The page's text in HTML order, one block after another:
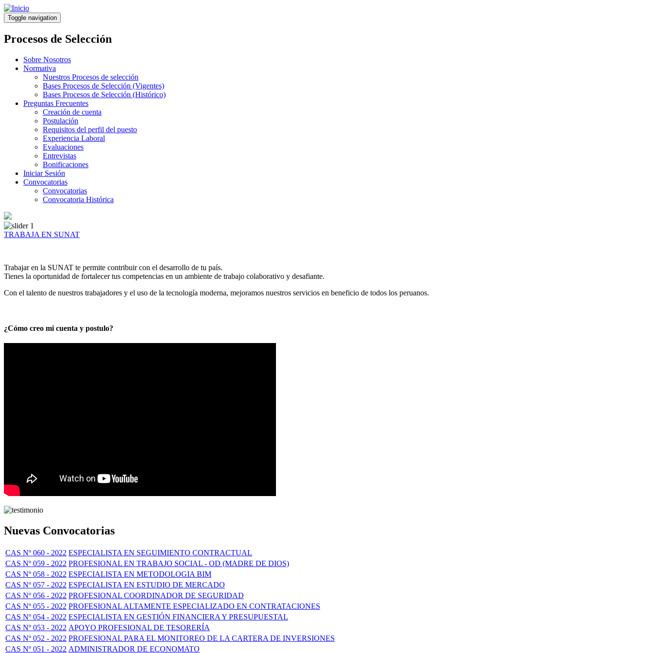
Pasar
al
contenido
principal
Toggle navigation
Procesos de Selección
Sobre Nosotros
Normativa
Nuestros Procesos de selección
Bases Procesos de Selección (Vigentes)
Bases Procesos de Selección (Histórico)
Preguntas Frecuentes
Creación de cuenta
Postulación
Requisitos del perfil del puesto
Experiencia Laboral
Evaluaciones
Entrevistas
Bonificaciones
Iniciar Sesión
Convocatorias
Convocatorias
Convocatoria Histórica
TRABAJA EN SUNAT
Trabajar en la SUNAT te permite contribuir con el desarrollo de tu país.
Tienes la oportunidad de fortalecer tus competencias en un ambiente de trabajo colaborativo y desafiante.
Con el talento de nuestros trabajadores y el uso de la tecnología moderna, mejoramos nuestros servicios en beneficio de todos los peruanos.
¿Cómo creo mi cuenta y postulo?
Nuevas Convocatorias
CAS Nº 060 - 2022 ESPECIALISTA EN SEGUIMIENTO CONTRACTUAL
CAS Nº 059 - 2022 PROFESIONAL EN TRABAJO SOCIAL - OD (MADRE DE DIOS)
CAS Nº 058 - 2022 ESPECIALISTA EN METODOLOGIA BIM
CAS Nº 057 - 2022 ESPECIALISTA EN ESTUDIO DE MERCADO
CAS Nº 056 - 2022 PROFESIONAL COORDINADOR DE SEGURIDAD
CAS Nº 055 - 2022 PROFESIONAL ALTAMENTE ESPECIALIZADO EN CONTRATACIONES
CAS Nº 054 - 2022 ESPECIALISTA EN GESTIÓN FINANCIERA Y PRESUPUESTAL
CAS Nº 053 - 2022 APOYO PROFESIONAL DE TESORERÍA
CAS Nº 052 - 2022 PROFESIONAL PARA EL MONITOREO DE LA CARTERA DE INVERSIONES
CAS Nº 051 - 2022 ADMINISTRADOR DE ECONOMATO